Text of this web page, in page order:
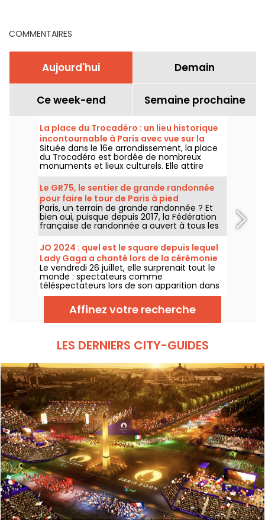
COMMENTAIRES
Aujourd'hui Demain
Ce week-end Semaine prochaine
La place du Trocadéro : un lieu historique
incontournable à Paris avec vue sur la
Tour Eiffel
Située dans le 16e arrondissement, la place
du Trocadéro est bordée de nombreux
monuments et lieux culturels. Elle attire
autant les touristes que les Parisiens de
toujours grâce à sa vue imprenable sur la
Tour Eiffel.
Le GR75, le sentier de grande randonnée
pour faire le tour de Paris à pied
Paris, un terrain de grande randonnée ? Et
bien oui, puisque depuis 2017, la Fédération
française de randonnée a ouvert à tous les
amateurs de marche un sentier
entièrement balisé, pour faire le tour de
Paris.
JO 2024 : quel est le square depuis lequel
Lady Gaga a chanté lors de la cérémonie
d'ouverture ?
Le vendredi 26 juillet, elle surprenait tout le
monde : spectateurs comme
téléspectateurs lors de son apparition dans
une très belle robe noire, entourée de
pompons rose. Mais où se trouvait la
chanteuse ? Le lieu est-il ouvert au public ?
Affinez votre recherche
LES DERNIERS CITY-GUIDES